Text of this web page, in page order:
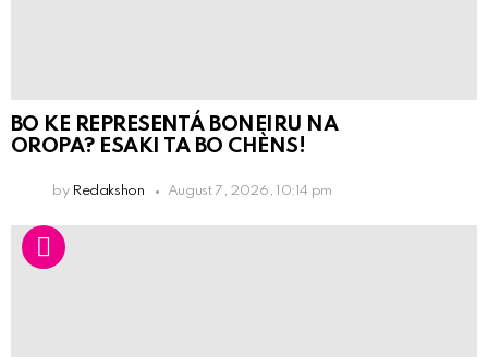
BO KE REPRESENTÁ BONEIRU NA
OROPA? ESAKI TA BO CHÈNS!
by Redakshon August 7, 2026, 10:14 pm